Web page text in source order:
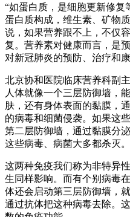
“如蛋白质，是细胞更新修复
蛋白质构成，维生素、矿物
说，如果营养跟不上，不仅
复。营养素对健康而言，是
对新冠肺炎的预防、治疗和
北京协和医院临床营养科副
人体就像一个三层防御墙，
肤，还有身体表面的黏膜，
的病毒和细菌侵袭。如果这
第二层防御墙，通过黏膜分
这些病毒、病菌大多都杀灭。
这两种免疫我们称为非特异
生同样影响。而有个别病毒
体还会启动第三层防御墙，
通过抗体把这种病毒去除。